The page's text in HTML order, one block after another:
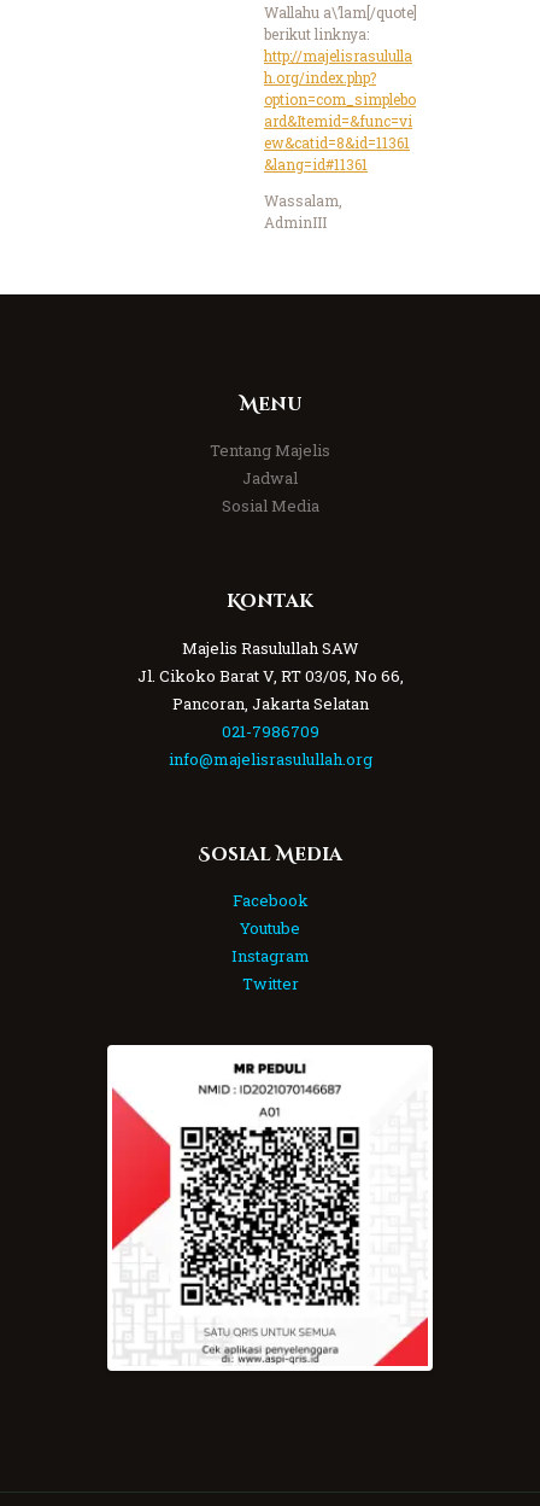
Wallahu a\’lam[/quote]
berikut linknya:
http://majelisrasululla
h.org/index.php?
option=com_simplebo
ard&Itemid=&func=vi
ew&catid=8&id=11361
&lang=id#11361
Wassalam,
AdminIII
Menu
Tentang Majelis
Jadwal
Sosial Media
Kontak
Majelis Rasulullah SAW
Jl. Cikoko Barat V, RT 03/05, No 66,
Pancoran, Jakarta Selatan
021-7986709
info@majelisrasulullah.org
Sosial Media
Facebook
Youtube
Instagram
Twitter